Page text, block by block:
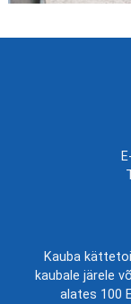
Kauba
kaubale järele
alates 100